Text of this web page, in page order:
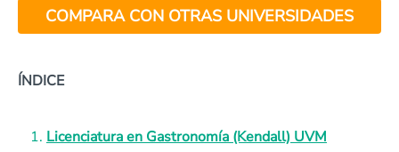
COMPARA CON OTRAS UNIVERSIDADES
ÍNDICE
Licenciatura en Gastronomía (Kendall) UVM